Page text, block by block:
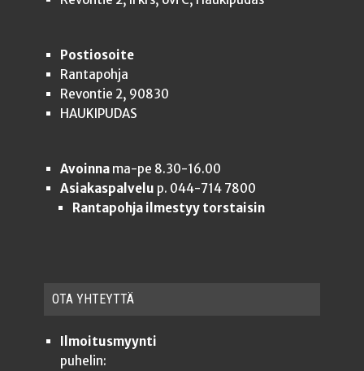
Postiosoite
Rantapohja
Revontie 2, 90830
HAUKIPUDAS
Avoinnama-pe 8.30-16.00
Asiakaspalvelu p. 044-714 7800
Rantapohja ilmestyy torstaisin
OTA YHTEYT­TÄ
Ilmoitusmyynti
puhelin: